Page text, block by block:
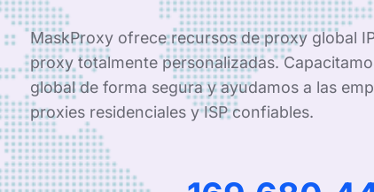
MaskProxy ofrece recursos de proxy global
proxy totalmente personalizadas.
global de forma segura y ayudamos a las
proxies residenciales y ISP confiables.